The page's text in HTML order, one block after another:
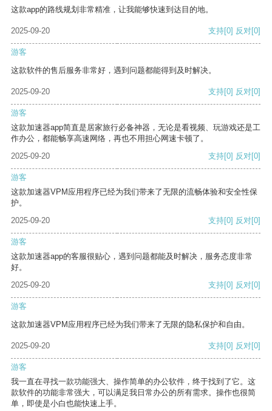
这款app的路线规划非常精准，让我能够快速到达目的地。
2025-09-20 支持[0] 反对[0]
游客
这款软件的售后服务非常好，遇到问题都能得到及时解决。
2025-09-20 支持[0] 反对[0]
游客
这款加速器app简直是居家旅行必备神器，无论是看视频、玩游戏还是工
作办公，都能畅享高速网络，再也不用担心网速卡顿了。
2025-09-20
支持[0] 反对[0]
游客
这款加速器VPM应用程序已经为我们带来了无限的流畅体验和安全性保
护。
2025-09-20
支持[0] 反对[0]
游客
这款加速器app的客服很贴心，遇到问题都能及时解决，服务态度非常
好。
2025-09-20
支持[0] 反对[0]
游客
这款加速器VPM应用程序已经为我们带来了无限的隐私保护和自由。
2025-09-20 支持[0] 反对[0]
游客
我一直在寻找一款功能强大、操作简单的办公软件，终于找到了它。这
款软件的功能非常强大，可以满足我日常办公的所有需求。操作也很简
单，即使是小白也能快速上手。